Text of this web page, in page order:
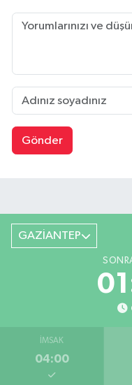
Gönder
GAZİANTEP
İMSAK
04:00